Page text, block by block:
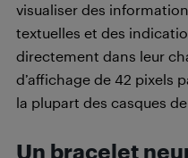
visualiser des
textuelles et des
directement dans leur
d’affichage de 42 pixels
la plupart des casques
Un bracelet